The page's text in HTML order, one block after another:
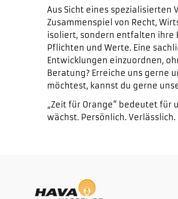
Aus Sicht eines spezialisierten
Zusammenspiel von Recht,
isoliert, sondern entfalten ihre
Pflichten und Werte. Eine
Entwicklungen einzuordnen,
Beratung? Erreiche uns gerne
möchtest, kannst du gerne
„Zeit für Orange“ bedeutet für
wächst. Persönlich. Verlässlich.